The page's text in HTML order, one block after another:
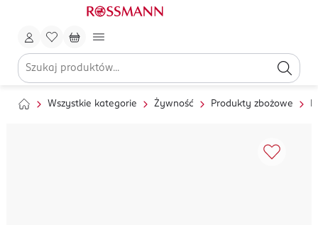
Wszystkie kategorie Żywność Produkty zbożowe